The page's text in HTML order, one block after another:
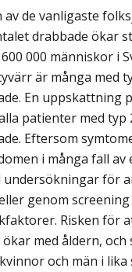
av de vanligaste
drabbade ökar
000 människor i
är många med
En uppskattning
patienter med typ
Eftersom
i många fall av
undersökningar för
genom
Risken för
med åldern, och
och män i lika